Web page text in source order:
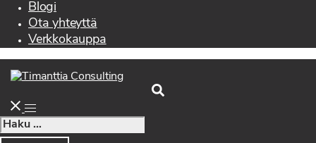
Blogi
Ota yhteyttä
Verkkokauppa
Toggle
menu
Haku: